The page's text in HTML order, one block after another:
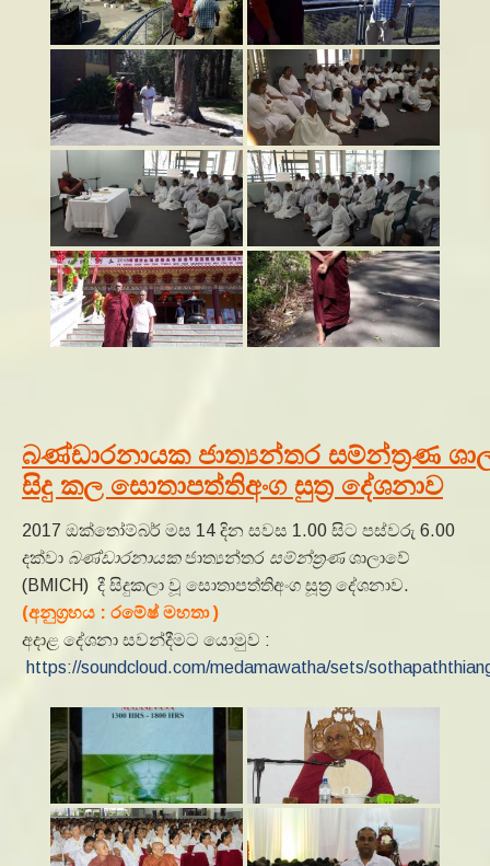
බණ්ඩාරනායක ජාත්‍යන්තර සම්න්ත්‍රණ
සිදු කල සොතාපත්තිඅංග සුත්‍ර දේශනාව
2017 ඔක්තෝම්බර් මස 14 දින සවස 1.00 සිට පස්වරු 6.00
දක්වා බණ්ඩාරනායකජාත්‍යන්තර සම්න්ත්‍රණශාලාවේ
(BMICH) දී සිදුකලා වූ සොතාපත්තිඅංග සූත්‍ර දේශනාව.
(අනුග්‍රහය : රමේෂ් මහතා )
අදාළ දේශනා සවන්දීමට යොමුව :
https://soundcloud.com/medamawatha/sets/